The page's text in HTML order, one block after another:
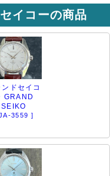
イコーの商品
ンドセイコ
GRAND
SEIKO
3559 ]